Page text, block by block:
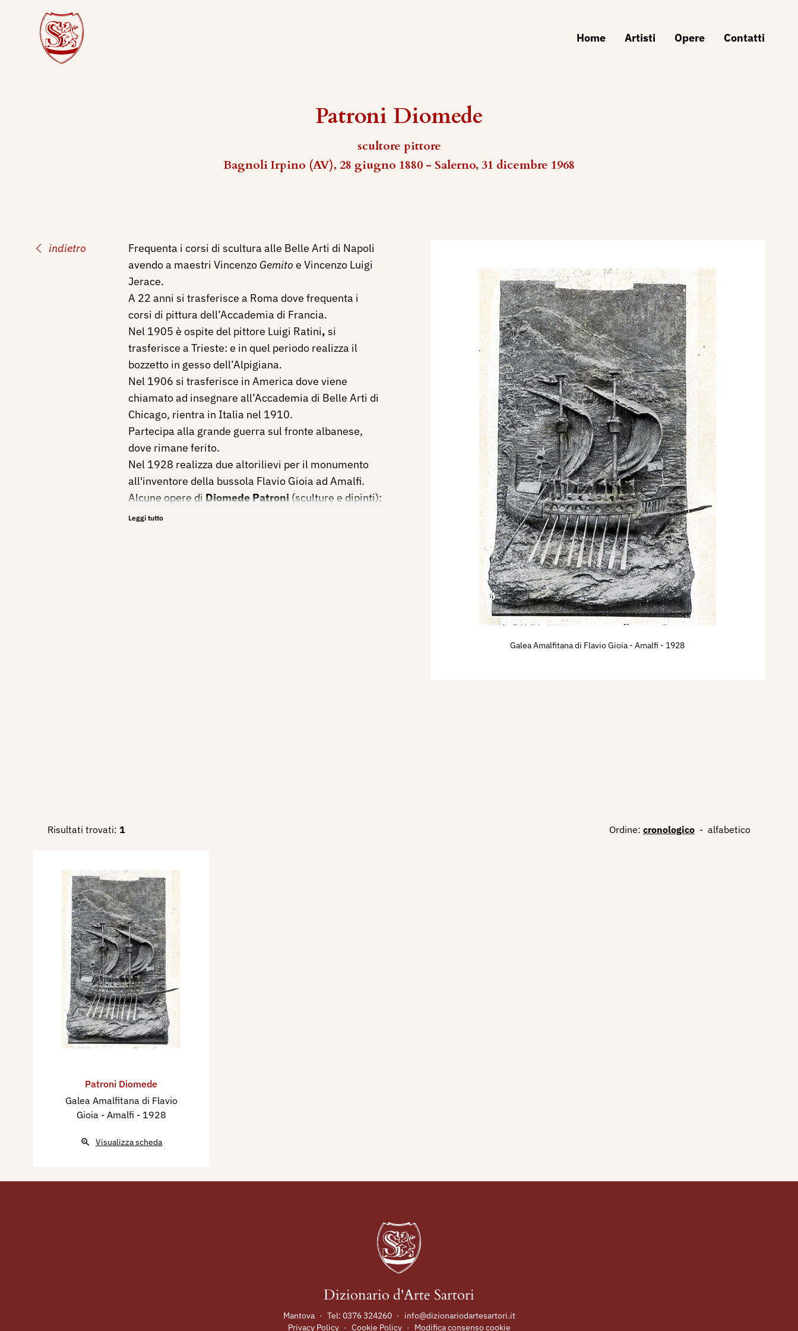
Home Artisti Opere Contatti
Patroni Diomede
scultore pittore
Bagnoli Irpino (AV), 28 giugno 1880 - Salerno, 31 dicembre 1968
indietro
Galea Amalfitana di Flavio Gioia - Amalfi - 1928
Frequenta i corsi di scultura alle Belle Arti di Napoli
avendo a maestri Vincenzo Gemito e Vincenzo Luigi
Jerace.
A 22 anni si trasferisce a Roma dove frequenta i
corsi di pittura dell’Accademia di Francia.
Nel 1905 è ospite del pittore Luigi Ratini, si
trasferisce a Trieste: e in quel periodo realizza il
bozzetto in gesso dell’Alpigiana.
Nel 1906 si trasferisce in America dove viene
chiamato ad insegnare all’Accademia di Belle Arti di
Chicago, rientra in Italia nel 1910.
Partecipa alla grande guerra sul fronte albanese,
dove rimane ferito.
Nel 1928 realizza due altorilievi per il monumento
all'inventore della bussola Flavio Gioia ad Amalfi.
Alcune opere di Diomede Patroni (sculture e dipinti):
Giocatore di Baseball 1907
volume II, M-Z, Adarte, p. 684.
Leggi tutto
Risultati trovati: 1 Ordine: cronologico - alfabetico
Patroni Diomede
Galea Amalfitana di Flavio
Gioia - Amalfi - 1928
Visualizza scheda
Dizionario d'Arte Sartori
Mantova · Tel: 0376 324260 ·
info@dizionariodartesartori.it
Privacy Policy · Cookie Policy · Modifica consenso cookie